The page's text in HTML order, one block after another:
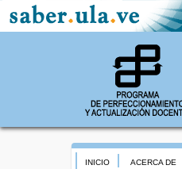
INICIO ACERCA DE